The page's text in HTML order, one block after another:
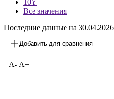
10Y
Все значения
Последние данные на 30.04.2026
Добавить для сравнения